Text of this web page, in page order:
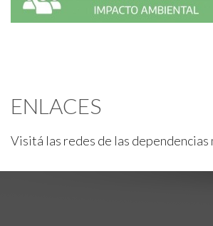
ENLACES
Visitá las redes de las dependencias